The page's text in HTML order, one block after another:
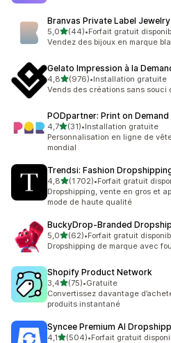
Branvas Private Label Jewelry
5,0étoile(s) sur 5
(44)
44 avis au total
•Forfait gratuit
Vendez des bijoux en marque
Gelato Impression à la
4,8étoile(s) sur 5
(976)
976 avis au total
•Installation gratuite
Vends des créations sans souci
PODpartner: Print on Demand
4,7étoile(s) sur 5
(31)
31 avis au total
•Installation gratuite
Personnalisation en ligne de
mondial
Trendsi: Fashion
4,8étoile(s) sur 5
(1 702)
1702 avis au total
•Forfait gratuit
Dropshipping, vente en gros et
mode de haute qualité
BuckyDrop‑Branded
5,0étoile(s) sur 5
(62)
62 avis au total
•Forfait gratuit
Dropshipping de marque avec
Shopify Product Network
3,4étoile(s) sur 5
(75)
75 avis au total
•Gratuite
Convertissez davantage
produits instantané
Syncee Premium AI
4,1étoile(s) sur 5
(504)•Forfait gratuit